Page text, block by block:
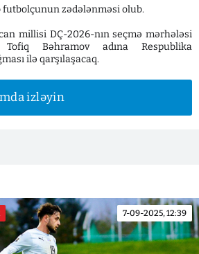
zədələnməsi olub.
millisi DÇ-2026-nın seçmə mərhələsi
Bəhramov adına Respublika
ilə qarşılaşacaq.
izləyin
7-09-2025, 12:39